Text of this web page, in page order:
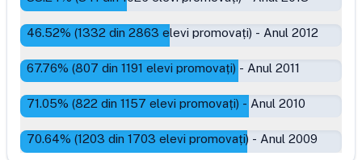
46.52% (1332 din 2863 elevi promovați) - Anul 2012
67.76% (807 din 1191 elevi promovați) - Anul 2011
71.05% (822 din 1157 elevi promovați) - Anul 2010
70.64% (1203 din 1703 elevi promovați) - Anul 2009